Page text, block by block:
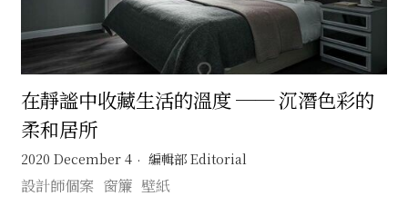
在靜謐中收藏生活的溫度 ── 沉潛色彩的
柔和居所
2020 December 4 編輯部 Editorial
設計師個案 窗簾 壁紙